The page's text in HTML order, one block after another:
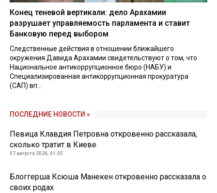
Конец теневой вертикали: дело Арахамии
разрушает управляемость парламента и ставит
Банковую перед выбором
Следственные действия в отношении ближайшего
окружения Давида Арахамии свидетельствуют о том, что
Национальное антикоррупционное бюро (НАБУ) и
Специализированная антикоррупционная прокуратура
(САП) вп...
ПОСЛЕДНИЕ НОВОСТИ »
Певица Клавдия Петровна откровенно рассказала,
сколько тратит в Киеве
07 августа 2026, 01:35
Блоггерша Ксюша Манекен откровенно рассказала о
своих родах